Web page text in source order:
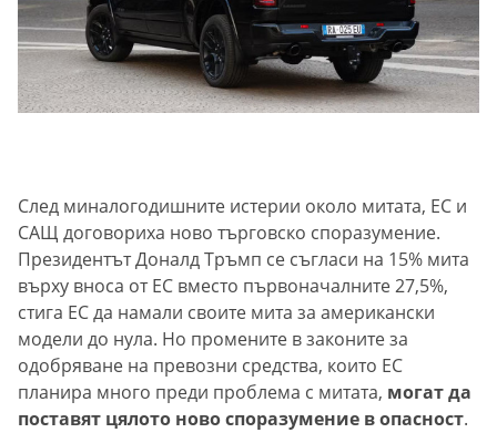
След миналогодишните истерии около митата, ЕС и
САЩ договориха ново търговско споразумение.
Президентът Доналд Тръмп се съгласи на 15% мита
върху вноса от ЕС вместо първоначалните 27,5%,
стига ЕС да намали своите мита за американски
модели до нула. Но промените в законите за
одобряване на превозни средства, които ЕС
планира много преди проблема с митата, могат да
поставят цялото ново споразумение в опасност.